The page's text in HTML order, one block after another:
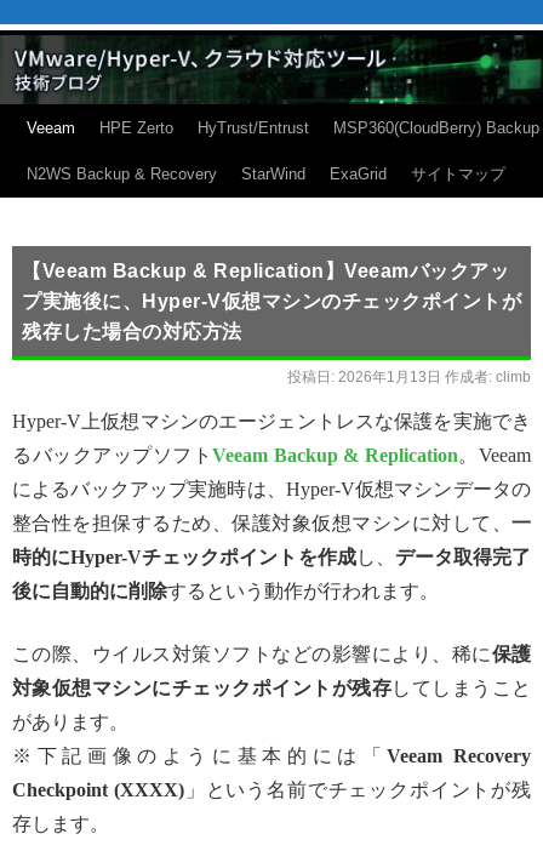
Veeam HPE Zerto HyTrust/Entrust MSP360(CloudBerry) Backup
N2WS Backup & Recovery StarWind ExaGrid サイトマップ
【Veeam Backup & Replication】Veeamバックアッ
プ実施後に、Hyper-V仮想マシンのチェックポイントが
残存した場合の対応方法
投稿日: 2026年1月13日 作成者: climb
Hyper-V上仮想マシンのエージェントレスな保護を実施でき
るバックアップソフトVeeam Backup & Replication。Veeam
によるバックアップ実施時は、Hyper-V仮想マシンデータの
整合性を担保するため、保護対象仮想マシンに対して、 一
時的にHyper-Vチェックポイントを作成し、 データ取得完了
後に自動的に削除するという動作が行われます。
この際、ウイルス対策ソフトなどの影響により、稀に保護
対象仮想マシンにチェックポイントが残存してしまうこと
があります。
※下記画像のように基本的には「Veeam Recovery
Checkpoint (XXXX)」という名前でチェックポイントが残
存します。